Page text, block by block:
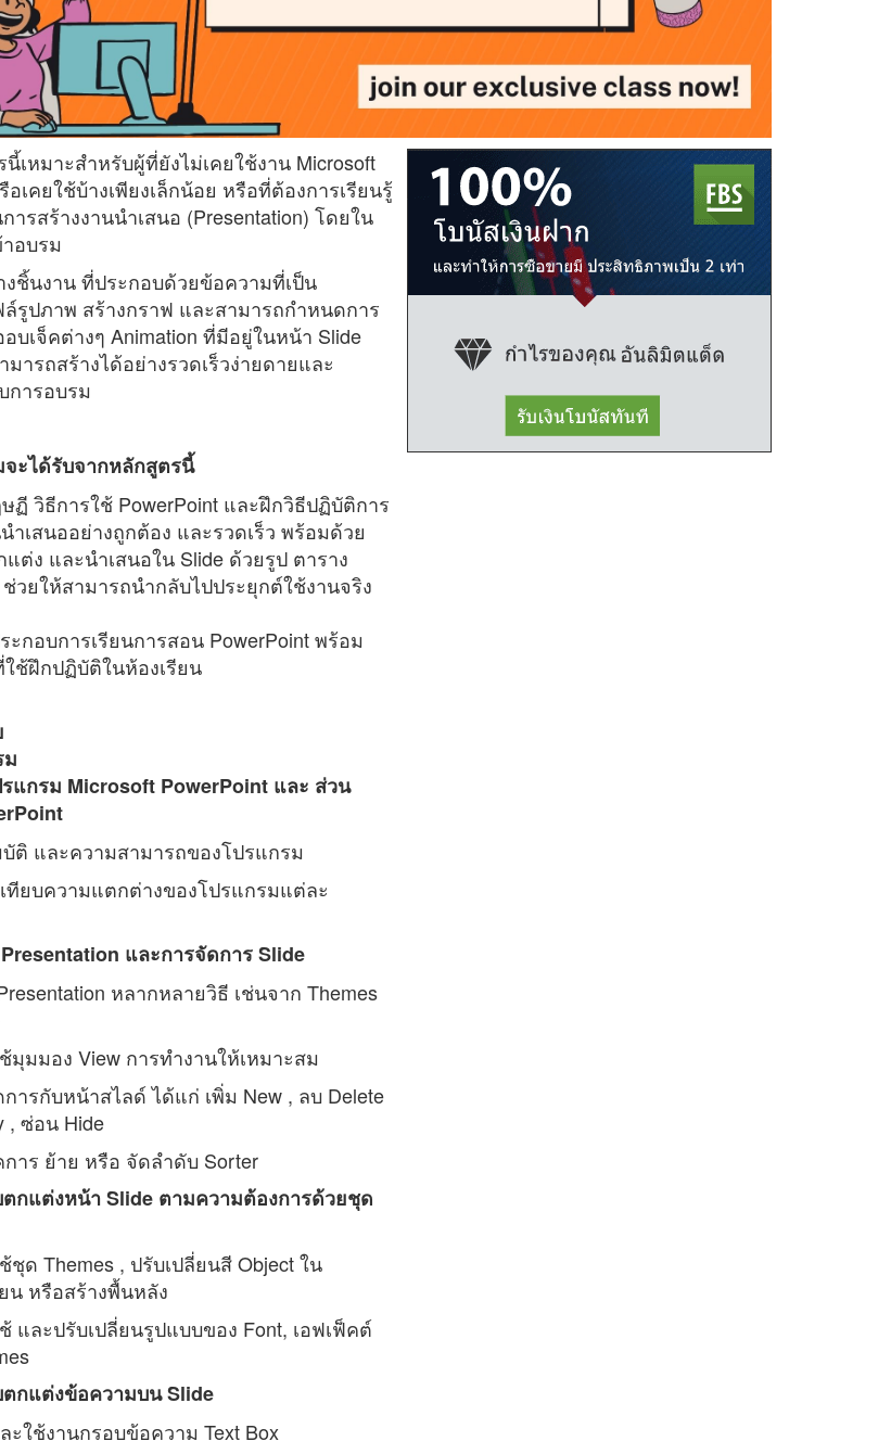
าะสำหรับผู้ที่ยังไม่เคยใช้งาน Microsoft
อเคยใช้บ้างเพียงเล็กน้อย หรือที่ต้องการเรียนรู้
ารสร้างงานนำเสนอ (Presentation) โดยใน
อบรม
งชิ้นงาน ที่ประกอบด้วยข้อความที่เป็น
รูปภาพ สร้างกราฟ และสามารถกำหนดการ
บเจ็คต่างๆ Animation ที่มีอยู่ในหน้า Slide
ารถสร้างได้อย่างรวดเร็วง่ายดายและ
การอบรม
จะได้รับจากหลักสูตรนี้
ฏี วิธีการใช้ PowerPoint และฝึกวิธีปฏิบัติการ
ำเสนออย่างถูกต้อง และรวดเร็ว พร้อมด้วย
ต่ง และนำเสนอใน Slide ด้วยรูป ตาราง
วยให้สามารถนำกลับไปประยุกต์ใช้งานจริง
ะกอบการเรียนการสอน PowerPoint พร้อม
ช้ฝึกปฏิบัติในห้องเรียน
ม
แกรม Microsoft PowerPoint และ ส่วน
ละความสามารถของโปรแกรม
บความแตกต่างของโปรแกรมแต่ละ
และการจัดการ Slide
หลากหลายวิธี เช่นจาก Themes
มอง View การทำงานให้เหมาะสม
กับหน้าสไลด์ ได้แก่ เพิ่ม New , ลบ Delete
, ซ่อน Hide
ย้าย หรือ จัดลำดับ Sorter
กแต่งหน้า Slide ตามความต้องการด้วยชุด
Themes , ปรับเปลี่ยนสี Object ใน
น หรือสร้างพื้นหลัง
ะปรับเปลี่ยนรูปแบบของ Font, เอฟเฟ็คต์
กแต่งข้อความบน Slide
งานกรอบข้อความ Text Box